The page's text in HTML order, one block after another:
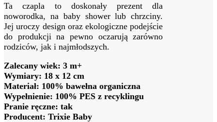
Ta czapla to doskonały prezent dla
noworodka, na baby shower lub chrzciny.
Jej uroczy design oraz ekologiczne podejście
do produkcji na pewno oczarują zarówno
rodziców, jak i najmłodszych.
Zalecany wiek: 3 m+
Wymiary: 18 x 12 cm
Materiał: 100% bawełna organiczna
Wypełnienie: 100% PES z recyklingu
Pranie ręczne: tak
Producent: Trixie Baby